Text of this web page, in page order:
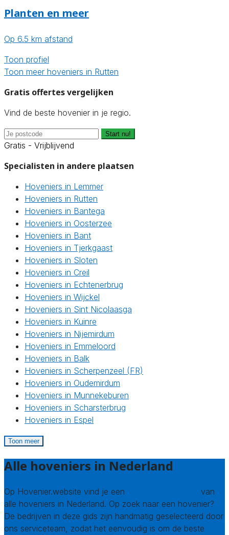
Planten en meer
Op 6.5 km afstand
Toon profiel
Toon meer hoveniers in Rutten
Gratis offertes vergelijken
Vind de beste hovenier in je regio.
Start nu!
Gratis - Vrijblijvend
Specialisten in andere plaatsen
Hoveniers in Lemmer
Hoveniers in Rutten
Hoveniers in Bantega
Hoveniers in Oosterzee
Hoveniers in Bant
Hoveniers in Tjerkgaast
Hoveniers in Sloten
Hoveniers in Creil
Hoveniers in Echtenerbrug
Hoveniers in Wijckel
Hoveniers in Sint Nicolaasga
Hoveniers in Kuinre
Hoveniers in Nijemirdum
Hoveniers in Emmeloord
Hoveniers in Balk
Hoveniers in Scherpenzeel (FR)
Hoveniers in Oudemirdum
Hoveniers in Munnekeburen
Hoveniers in Scharsterbrug
Hoveniers in Espel
Toon meer
Alle hoveniers in Nederland
Op Hovenier.website vind je een
van
alle hoveniers in Nederland. Op zoek naar een hovenier?
De bedrijven in deze gids zijn handmatig geselecteerd door
ons serviceteam, zodat het eenvoudig is om de beste